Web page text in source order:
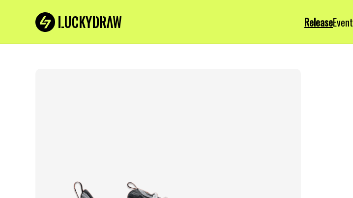
ReleaseEvent